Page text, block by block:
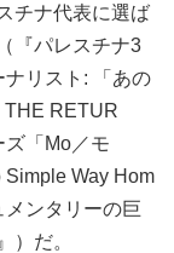
チナ代表に選ば
『パレスチナ3
リスト: 「あの
THE RETUR
「Mo／モ
Way Hom
ンタリーの巨
）だ。